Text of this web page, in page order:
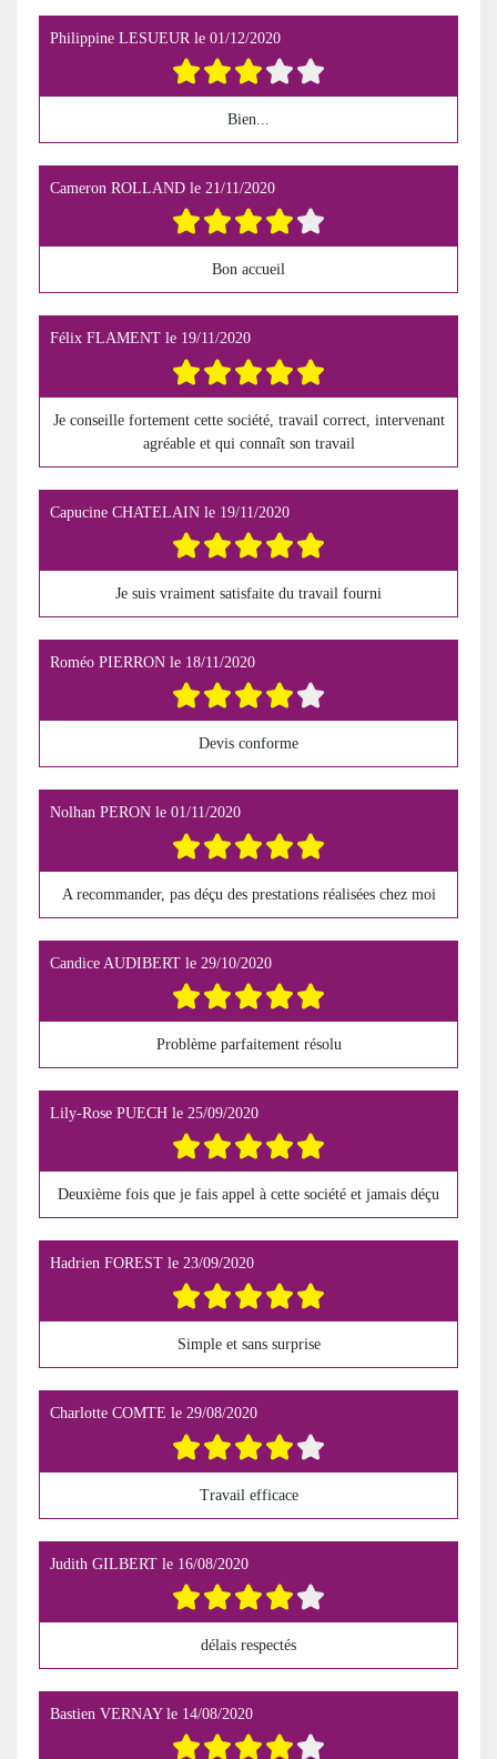
Philippine LESUEUR le 01/12/2020
Bien...
Cameron ROLLAND le 21/11/2020
Bon accueil
Félix FLAMENT le 19/11/2020
Je conseille fortement cette société, travail correct, intervenant
agréable et qui connaît son travail
Capucine CHATELAIN le 19/11/2020
Je suis vraiment satisfaite du travail fourni
Roméo PIERRON le 18/11/2020
Devis conforme
Nolhan PERON le 01/11/2020
A recommander, pas déçu des prestations réalisées chez moi
Candice AUDIBERT le 29/10/2020
Problème parfaitement résolu
Lily-Rose PUECH le 25/09/2020
Deuxième fois que je fais appel à cette société et jamais déçu
Hadrien FOREST le 23/09/2020
Simple et sans surprise
Charlotte COMTE le 29/08/2020
Travail efficace
Judith GILBERT le 16/08/2020
délais respectés
Bastien VERNAYle 14/08/2020